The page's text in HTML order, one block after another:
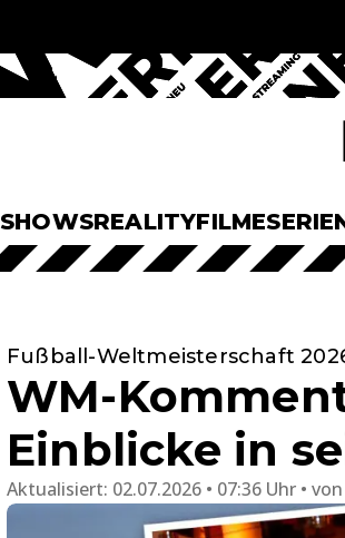
SHOWSREALITYFILME
Fußball-Weltmeisterschaft
WM-
Einblicke in
Aktualisiert: 02.07.2026 • 07:36 Uhr von